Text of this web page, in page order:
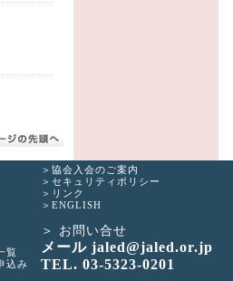
覧
込み
協会入会のご案内
セキュリティポリシー
リンク
ENGLISH
お問い合せ
メール jaled@jaled.or.jp
TEL. 03-5323-0201